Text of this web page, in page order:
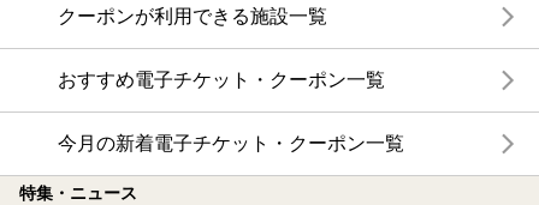
クーポンが利用できる施設一覧
おすすめ電子チケット・クーポン一覧
今月の新着電子チケット・クーポン一覧
特集・ニュース